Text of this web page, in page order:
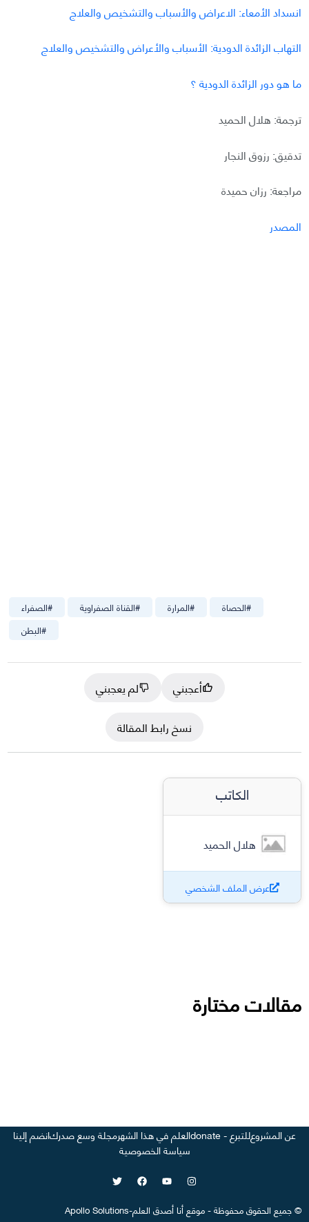
انسداد الأمعاء: الاعراض والأسباب والتشخيص والعلاج
التهاب الزائدة الدودية: الأسباب والأعراض والتشخيص والعلاج
ما هو دور الزائدة الدودية ؟
ترجمة: هلال الحميد
تدقيق: رزوق النجار
مراجعة: رزان حميدة
المصدر
#الصفراء #القناة الصفراوية #المرارة #الحصاة
#البطن
أعجبني
لم يعجبني
نسخ رابط المقالة
الكاتب
هلال الحميد
عرض الملف الشخصي
مقالات مختارة
عن المشروعللتبرع - donate العلم في هذا الشهرمجلة وسع صدركانضم إلينا
سياسة الخصوصية
©جميع الحقوق محفوظة-موقع أنا أصدق العلم-
Apollo Solutions